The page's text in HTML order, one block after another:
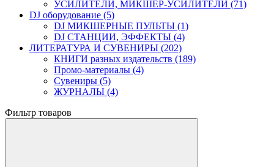
УСИЛИТЕЛИ, МИКШЕР-УСИЛИТЕЛИ (71)
DJ оборудование (5)
DJ МИКШЕРНЫЕ ПУЛЬТЫ (1)
DJ СТАНЦИИ, ЭФФЕКТЫ (4)
ЛИТЕРАТУРА И СУВЕНИРЫ (202)
КНИГИ разных издательств (189)
Промо-материалы (4)
Сувениры (5)
ЖУРНАЛЫ (4)
Фильтр товаров